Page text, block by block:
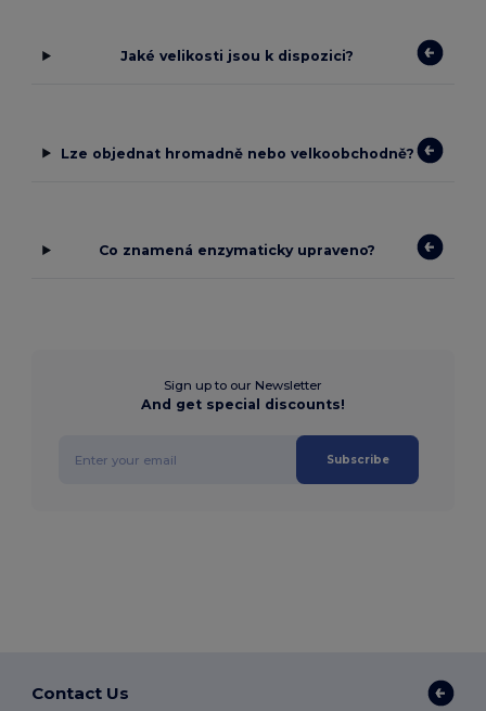
Jaké velikosti jsou k dispozici?
Lze objednat hromadně nebo velkoobchodně?
Co znamená enzymaticky upraveno?
Sign up to our Newsletter
And get special discounts!
Subscribe
Contact Us